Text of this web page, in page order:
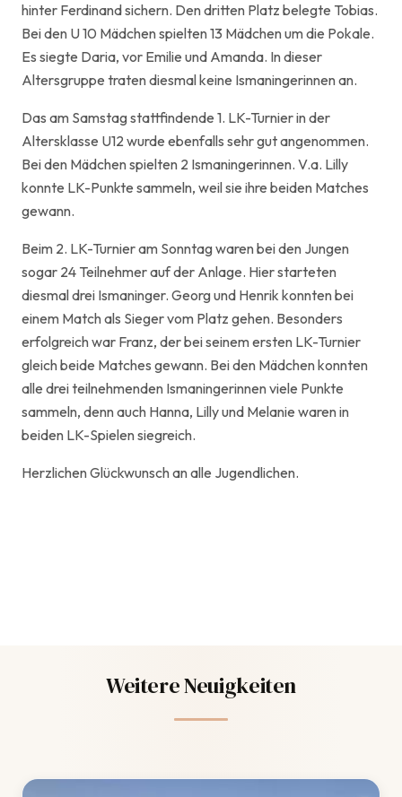
hinter Ferdinand sichern. Den dritten Platz belegte Tobias.
Bei den U 10 Mädchen spielten 13 Mädchen um die Pokale.
Es siegte Daria, vor Emilie und Amanda. In dieser
Altersgruppe traten diesmal keine Ismaningerinnen an.
Das am Samstag stattfindende 1. LK-Turnier in der
Altersklasse U12 wurde ebenfalls sehr gut angenommen.
Bei den Mädchen spielten 2 Ismaningerinnen. V.a. Lilly
konnte LK-Punkte sammeln, weil sie ihre beiden Matches
gewann.
Beim 2. LK-Turnier am Sonntag waren bei den Jungen
sogar 24 Teilnehmer auf der Anlage. Hier starteten
diesmal drei Ismaninger. Georg und Henrik konnten bei
einem Match als Sieger vom Platz gehen. Besonders
erfolgreich war Franz, der bei seinem ersten LK-Turnier
gleich beide Matches gewann. Bei den Mädchen konnten
alle drei teilnehmenden Ismaningerinnen viele Punkte
sammeln, denn auch Hanna, Lilly und Melanie waren in
beiden LK-Spielen siegreich.
Herzlichen Glückwunsch an alle Jugendlichen.
Weitere Neuigkeiten